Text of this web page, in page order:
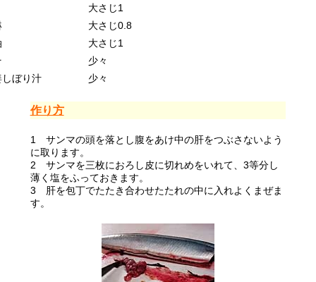
小田原観光
大さじ1
大さじ0.8
大さじ1
少々
しぼり汁
少々
作り方
1 サンマの頭を落とし腹をあけ中の肝をつぶさないよう
に取ります。
2 サンマを三枚におろし皮に切れめをいれて、3等分し
薄く塩をふっておきます。
3 肝を包丁でたたき合わせたたれの中に入れよくまぜま
す。